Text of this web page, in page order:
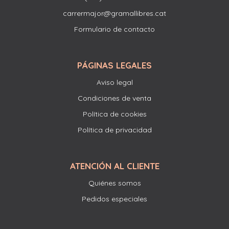
carrermajor@gramallibres.cat
Formulario de contacto
PÁGINAS LEGALES
Aviso legal
Condiciones de venta
Política de cookies
Política de privacidad
ATENCIÓN AL CLIENTE
Quiénes somos
Pedidos especiales